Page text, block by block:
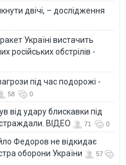
двічі, – дослідження
Україні вистачить
російських обстрілів -
під час подорожі -
58 0
від удару блискавки під
ВІДЕО
71 0
Федоров не відкидає
оборони України
57